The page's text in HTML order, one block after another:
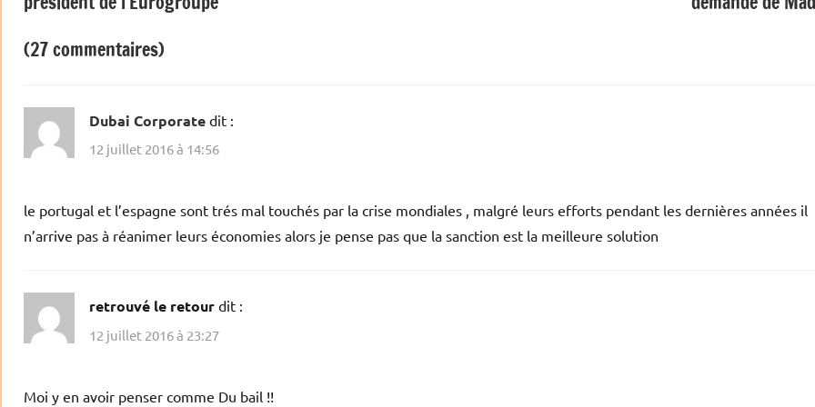
l’article
(27 commentaires)
Dubai Corporate dit :
12 juillet 2016 à 14:56
le portugal et l’espagne sont trés mal touchés par la crise mondiales , malgré leurs efforts pendant les dernières années il
n’arrive pas à réanimer leurs économies alors je pense pas que la sanction est la meilleure solution
retrouvé le retour dit :
12 juillet 2016 à 23:27
Moi y en avoir penser comme Du bail !!